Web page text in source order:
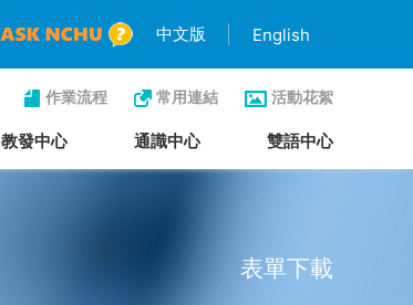
中文版 English
作業流程 常用連結 活動花絮
教發中心 通識中心 雙語中心
表單下載